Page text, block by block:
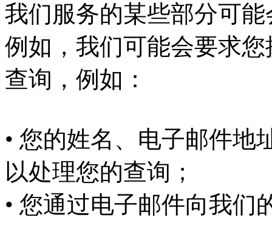
我们服务的某些部分可
例如，我们可能会要求
查询，例如：
• 您的姓名、电子邮件地
以处理您的查询；
• 您通过电子邮件向我们